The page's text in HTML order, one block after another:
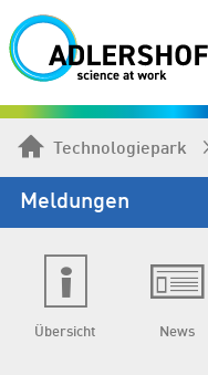
Technologiepark
Meldungen
Übersicht News